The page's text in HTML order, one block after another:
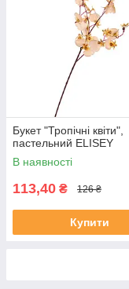
Букет "Тропічні квіти",
пастельний ELISEY
В наявності
113,40 ₴ 126 ₴
Купити